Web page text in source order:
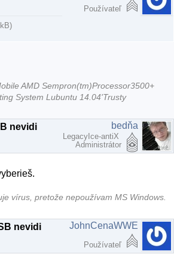
Používateľ
AMD Sempron(tm)Processor3500+
System Lubuntu 14.04'Trusty
nevidi bedňa
LegacyIce-antiX
Administrátor
vírus, pretože nepoužívam MS Windows.
nevidi JohnCenaWWE
Používateľ